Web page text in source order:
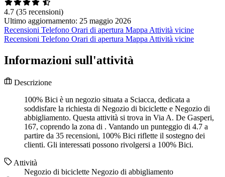
4.7 (35 recensioni)
Ultimo aggiornamento: 25 maggio 2026
Recensioni Telefono Orari di apertura Mappa Attività vicine
Recensioni Telefono Orari di apertura Mappa Attività vicine
Informazioni sull'attività
Descrizione
100% Bici è un negozio situata a Sciacca, dedicata a
soddisfare la richiesta di Negozio di biciclette e Negozio di
abbigliamento. Questa attività si trova in Via A. De Gasperi,
167, coprendo la zona di . Vantando un punteggio di 4.7 a
partire da 35 recensioni, 100% Bici riflette il sostegno dei
clienti. Gli interessati possono rivolgersi a 100% Bici.
Attività
Negozio di biciclette Negozio di abbigliamento